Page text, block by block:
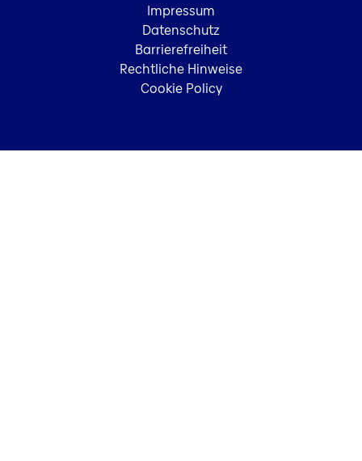
Impressum
Datenschutz
Barrierefreiheit
Rechtliche Hinweise
Cookie Policy